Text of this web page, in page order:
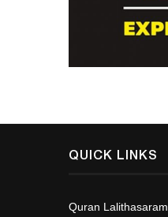
QUICK LINKS
Quran Lalithasaram